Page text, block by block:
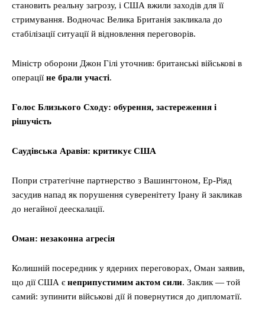
становить реальну загрозу, і США вжили заходів для її
стримування. Водночас Велика Британія закликала до
стабілізації ситуації й відновлення переговорів.
Міністр оборони Джон Гілі уточнив: британські військові в
операції не брали участі.
Голос Близького Сходу: обурення, застереження і
рішучість
Саудівська Аравія: критикує США
Попри стратегічне партнерство з Вашингтоном, Ер-Ріяд
засудив напад як порушення суверенітету Ірану й закликав
до негайної деескалації.
Оман: незаконна агресія
Колишній посередник у ядерних переговорах, Оман заявив,
що дії США єнеприпустимим актом сили. Заклик — той
самий: зупинити військові дії й повернутися до дипломатії.